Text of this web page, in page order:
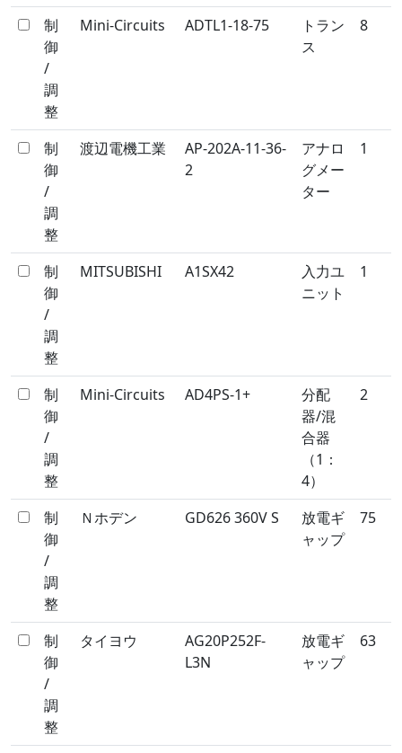
制
御
/
調
整
Mini-Circuits ADTL1-18-75
トラン
ス
8
制
御
/
調
整
渡辺電機工業
AP-202A-11-36-
2
アナロ
グメー
ター
1
制
御
/
調
整
MITSUBISHI A1SX42
入力ユ
ニット
1
制
御
/
調
整
Mini-Circuits AD4PS-1+
分配
器/混
合器
（1：
4）
2
制
御
/
調
整
Ｎホデン GD626 360V S
放電ギ
ャップ
75
制
御
/
調
整
タイヨウ
AG20P252F-
L3N
放電ギ
ャップ
63